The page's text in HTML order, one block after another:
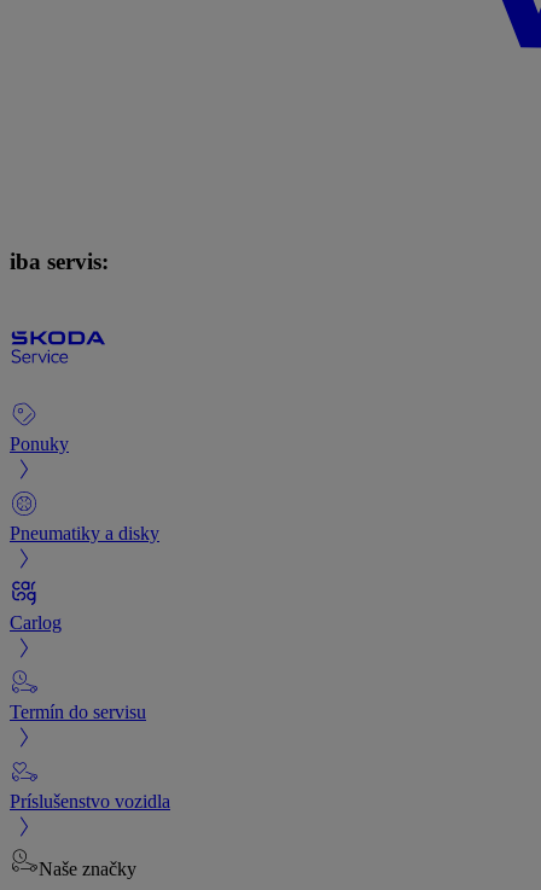
iba servis:
Ponuky
Pneumatiky a disky
Carlog
Termín do servisu
Príslušenstvo vozidla
Naše značky